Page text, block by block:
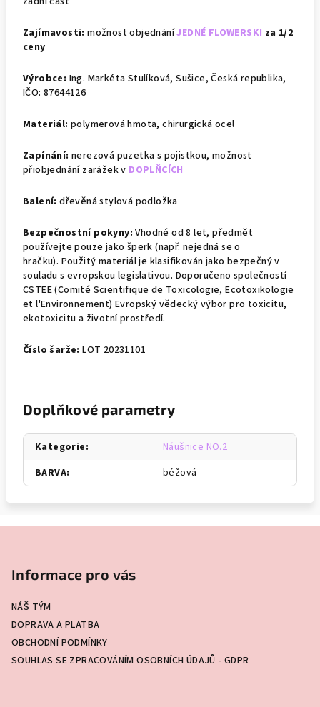
Zajímavosti: možnost objednáníJEDNÉ FLOWERSKI za 1/2
ceny
Výrobce: Ing. Markéta Stulíková, Sušice, Česká republika,
IČO: 87644126
Materiál: polymerová hmota, chirurgická ocel
Zapínání: nerezová puzetka s pojistkou, možnost
přiobjednání zarážek v DOPLŇCÍCH
Balení: dřevěná stylová podložka
Bezpečnostní pokyny: Vhodné od 8 let, předmět
používejte pouze jako šperk (např. nejedná se o
hračku). Použitý materiál je klasifikován jako bezpečný v
souladu s evropskou legislativou. Doporučeno společností
CSTEE (Comité Scientifique de Toxicologie, Ecotoxikologie
et l'Environnement)Evropský vědecký výbor pro toxicitu,
ekotoxicitu a životní prostředí.
Číslo šarže: LOT 20231101
Doplňkové parametry
Kategorie:
Náušnice NO.2
BARVA: béžová
Informace pro vás
NÁŠ TÝM
DOPRAVA A PLATBA
OBCHODNÍ PODMÍNKY
SOUHLAS SE ZPRACOVÁNÍM OSOBNÍCH ÚDAJŮ - GDPR